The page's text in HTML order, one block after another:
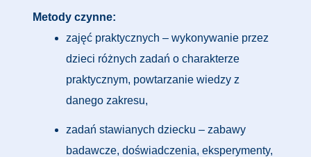
Metody czynne:
zajęć praktycznych – wykonywanie przez
dzieci różnych zadań o charakterze
praktycznym, powtarzanie wiedzy z
danego zakresu,
zadań stawianych dziecku – zabawy
badawcze, doświadczenia, eksperymenty,